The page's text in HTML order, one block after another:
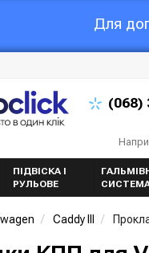
Для
(068)
ПІДВІСКА І
РУЛЬОВЕ
Caddy III